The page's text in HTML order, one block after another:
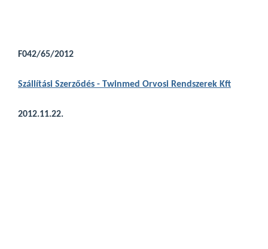
F042/65/2012
Szállítási Szerződés - Twinmed Orvosi Rendszerek Kft
2012.11.22.